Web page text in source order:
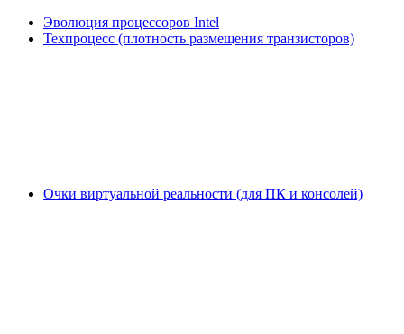
Эволюция процессоров Intel
Техпроцесс (плотность размещения транзисторов)
Очки виртуальной реальности (для ПК и консолей)